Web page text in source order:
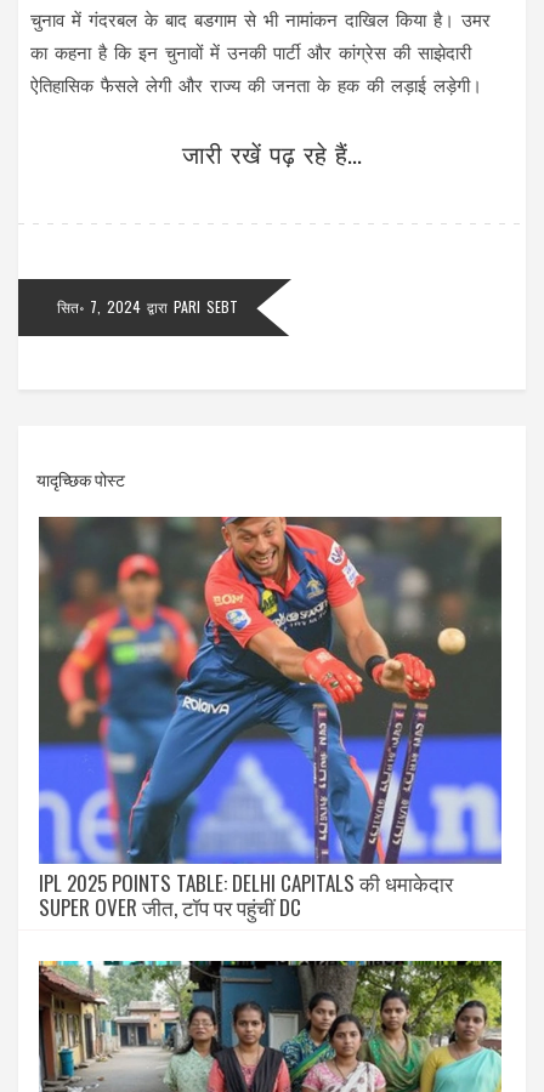
चुनाव में गंदरबल के बाद बडगाम से भी नामांकन दाखिल किया है। उमर
का कहना है कि इन चुनावों में उनकी पार्टी और कांग्रेस की साझेदारी
ऐतिहासिक फैसले लेगी और राज्य की जनता के हक की लड़ाई लड़ेगी।
जारी रखें पढ़ रहे हैं...
सित॰ 7, 2024 द्वारा PARI SEBT
यादृच्छिक पोस्ट
IPL 2025 POINTS TABLE: DELHI CAPITALS की धमाकेदार
SUPER OVER जीत, टॉप पर पहुंचीं DC